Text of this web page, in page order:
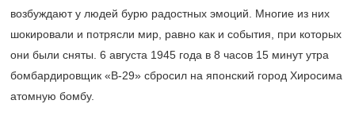
возбуждают у людей бурю радостных эмоций. Многие из них
шокировали и потрясли мир, равно как и события, при которых
они были сняты. 6 августа 1945 года в 8 часов 15 минут утра
бомбардировщик «В-29» сбросил на японский город Хиросима
атомную бомбу.